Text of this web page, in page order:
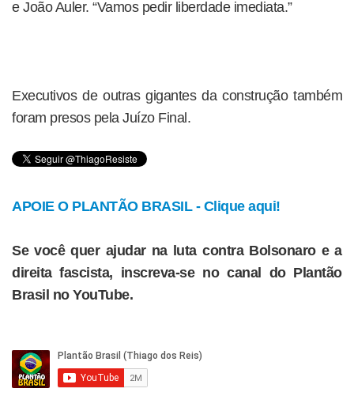
e João Auler. “Vamos pedir liberdade imediata.”
Executivos de outras gigantes da construção também
foram presos pela Juízo Final.
APOIE O PLANTÃO BRASIL - Clique aqui!
Se você quer ajudar na luta contra Bolsonaro e a
direita fascista, inscreva-se no canal do Plantão
Brasil no YouTube.